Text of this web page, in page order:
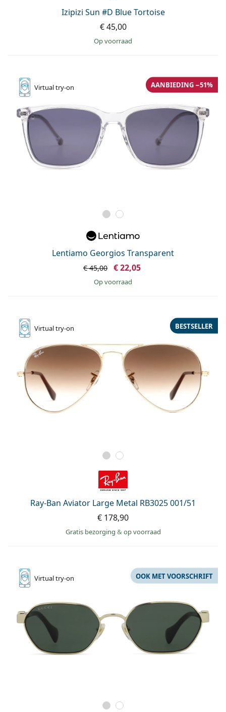
Izipizi Sun #D Blue Tortoise
€ 45,00
op voorraad
Virtualtry-on
Lentiamo Georgios Transparent
AANBIEDING −51%
€ 45,00 € 22,05
op voorraad
Virtualtry-on
Ray-Ban Aviator Large Metal RB3025 001/51
BESTSELLER
€ 178,90
Gratis bezorging & op voorraad
Virtualtry-on OOK MET VOORSCHRIFT